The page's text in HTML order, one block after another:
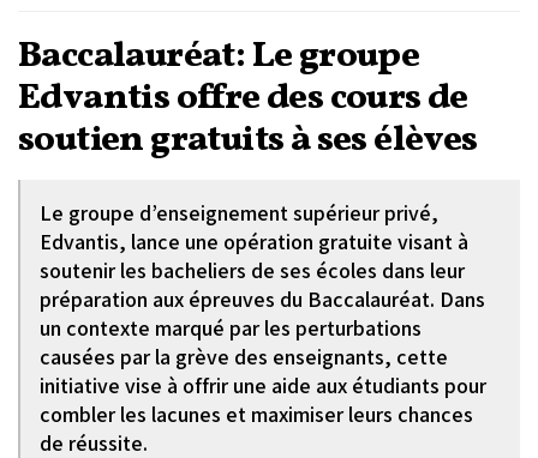
Baccalauréat: Le groupe
Edvantis offre des cours de
soutien gratuits à ses élèves
Le groupe d’enseignement supérieur privé,
Edvantis, lance une opération gratuite visant à
soutenir les bacheliers de ses écoles dans leur
préparation aux épreuves du Baccalauréat. Dans
un contexte marqué par les perturbations
causées par la grève des enseignants, cette
initiative vise à offrir une aide aux étudiants pour
combler les lacunes et maximiser leurs chances
de réussite.